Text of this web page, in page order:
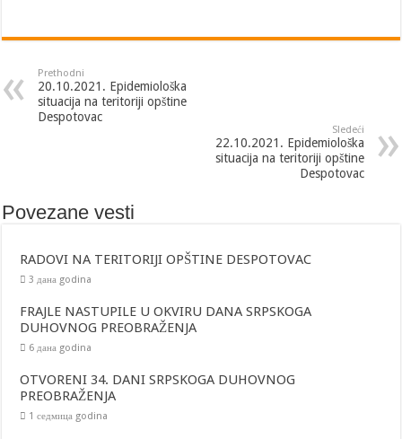
Prethodni
20.10.2021. Epidemiološka
situacija na teritoriji opštine
Despotovac
Sledeći
22.10.2021. Epidemiološka
situacija na teritoriji opštine
Despotovac
Povezane vesti
RADOVI NA TERITORIJI OPŠTINE DESPOTOVAC
3 дана godina
FRAJLE NASTUPILE U OKVIRU DANA SRPSKOGA
DUHOVNOG PREOBRAŽENJA
6 дана godina
OTVORENI 34. DANI SRPSKOGA DUHOVNOG
PREOBRAŽENJA
1 седмица godina